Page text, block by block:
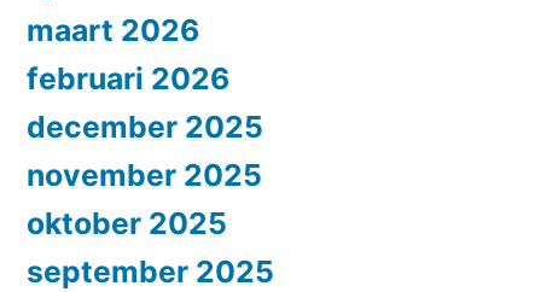
maart 2026
februari 2026
december 2025
november 2025
oktober 2025
september 2025